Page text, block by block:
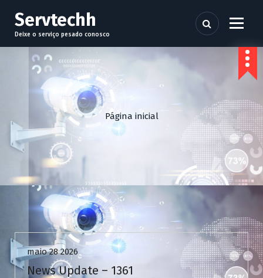
a
e
Servtechh
Deixe o serviço pesado conosco
Página inicial
Uncategorized
maio 28 2026
News Update – 1361